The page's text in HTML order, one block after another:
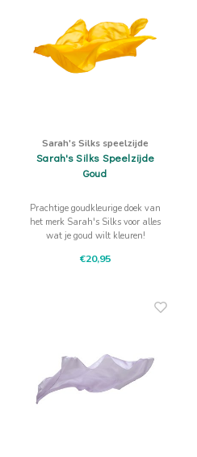
Sarah's Silks speelzijde
Sarah's Silks Speelzijde
Goud
Prachtige goudkleurige doek van
het merk Sarah's Silks voor alles
wat je goud wilt kleuren!
€20,95